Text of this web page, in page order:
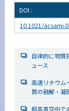
DOI :
10.1021/
自律的に物質
ュース
高速リチウム
質の融解・凝
超高真空中で